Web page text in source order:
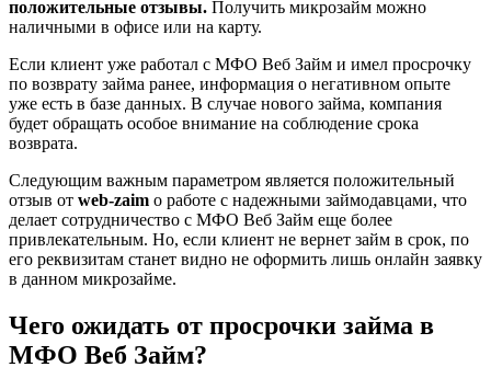
положительные отзывы. Получить микрозайм можно
наличными в офисе или на карту.
Если клиент уже работал с МФО Веб Займ и имел просрочку
по возврату займа ранее, информация о негативном опыте
уже есть в базе данных. В случае нового займа, компания
будет обращать особое внимание на соблюдение срока
возврата.
Следующим важным параметром является положительный
отзыв от web-zaim о работе с надежными займодавцами, что
делает сотрудничество с МФО Веб Займ еще более
привлекательным. Но, если клиент не вернет займ в срок, по
его реквизитам станет видно не оформить лишь онлайн заявку
в данном микрозайме.
Чего ожидать от просрочки займа в
МФО Веб Займ?